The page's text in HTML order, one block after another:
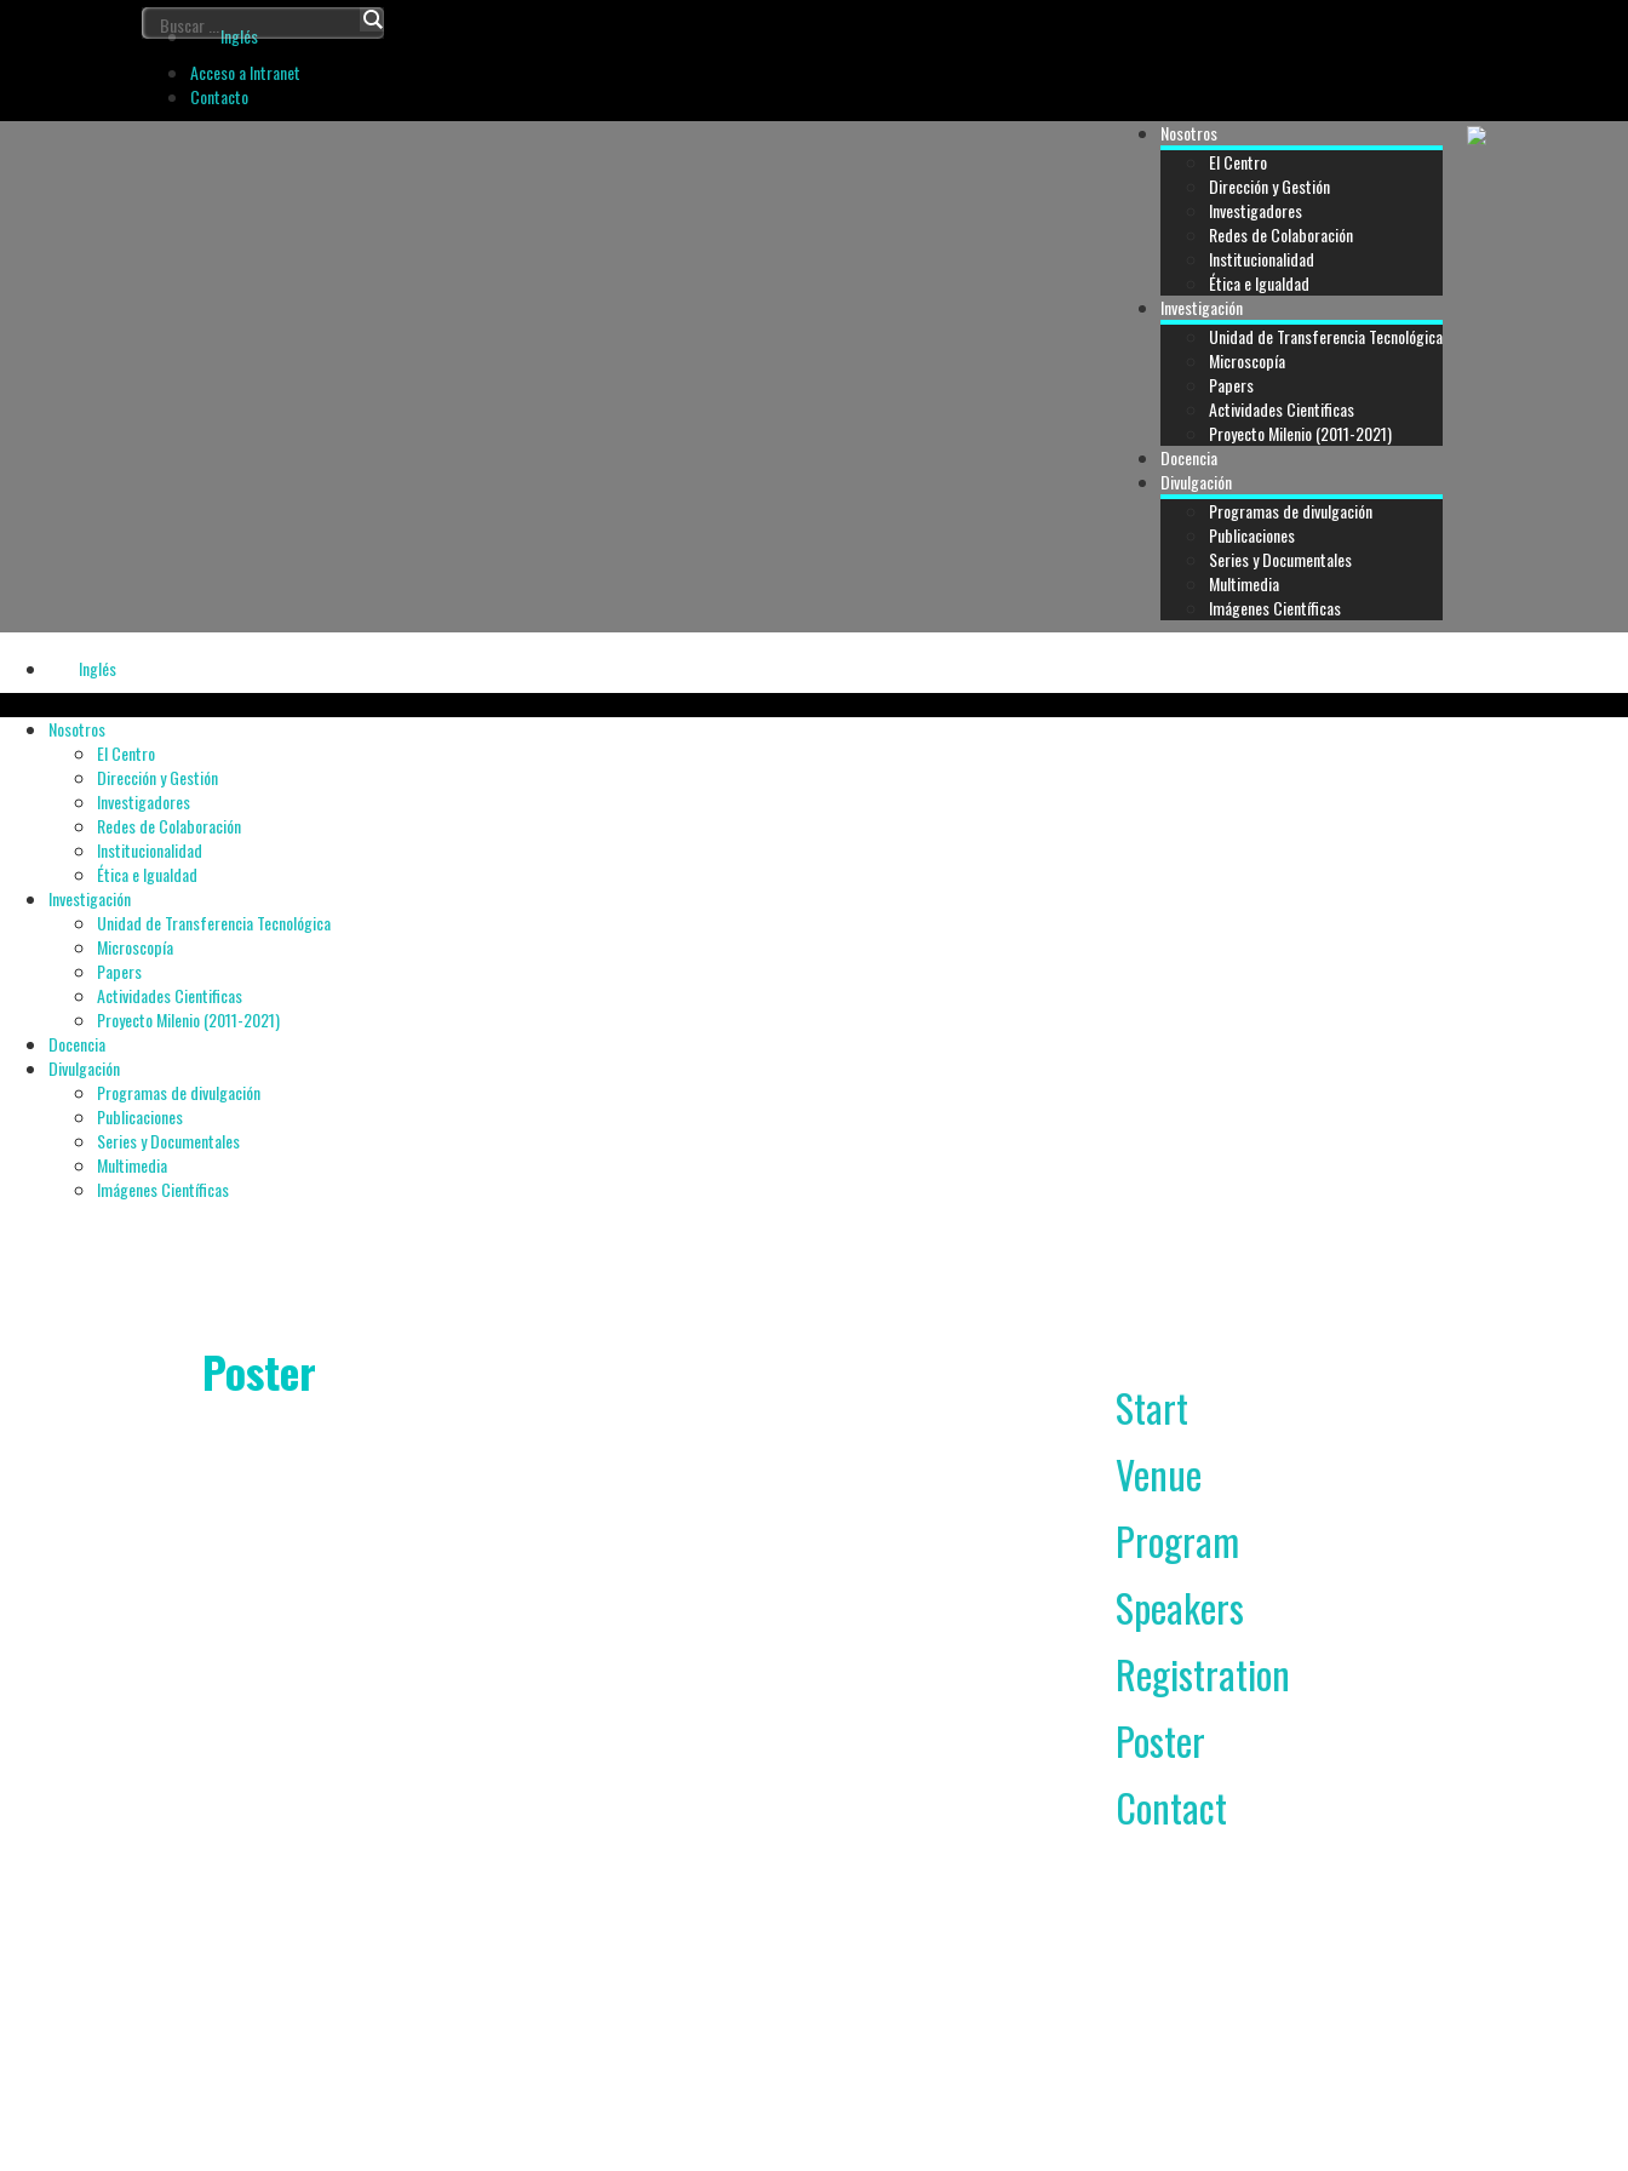
Inglés
Acceso a Intranet
Contacto
Nosotros
El Centro
Dirección y Gestión
Investigadores
Redes de Colaboración
Institucionalidad
Ética e Igualdad
Investigación
Unidad de Transferencia Tecnológica
Microscopía
Papers
Actividades Cientificas
Proyecto Milenio (2011-2021)
Docencia
Divulgación
Programas de divulgación
Publicaciones
Series y Documentales
Multimedia
Imágenes Científicas
Inglés
Nosotros
El Centro
Dirección y Gestión
Investigadores
Redes de Colaboración
Institucionalidad
Ética e Igualdad
Investigación
Unidad de Transferencia Tecnológica
Microscopía
Papers
Actividades Cientificas
Proyecto Milenio (2011-2021)
Docencia
Divulgación
Programas de divulgación
Publicaciones
Series y Documentales
Multimedia
Imágenes Científicas
Poster
Start
Venue
Program
Speakers
Registration
Poster
Contact